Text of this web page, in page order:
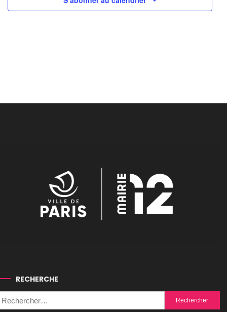
RECHERCHE
Rechercher :